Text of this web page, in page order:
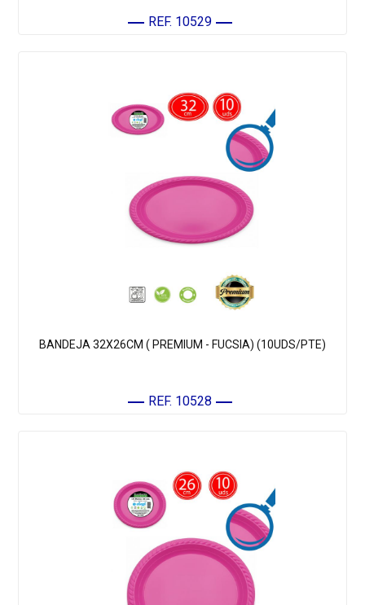
REF. 10529
BANDEJA 32X26CM ( PREMIUM - FUCSIA) (10UDS/PTE)
REF. 10528